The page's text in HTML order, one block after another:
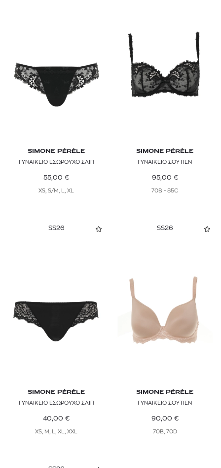
SIMONE PÉRÈLE
ΓΥΝΑΙΚΕΙΟ ΕΣΩΡΟΥΧΟ ΣΛΙΠ
55,00 €
XS, S/M, L, XL
SIMONE PÉRÈLE
ΓΥΝΑΙΚΕΙΟ ΣΟΥΤΙΕΝ
95,00 €
70B - 85C
SS26
SIMONE PÉRÈLE
ΓΥΝΑΙΚΕΙΟ ΕΣΩΡΟΥΧΟ ΣΛΙΠ
40,00 €
XS, M, L, XL, XXL
SS26
SIMONE PÉRÈLE
ΓΥΝΑΙΚΕΙΟ ΣΟΥΤΙΕΝ
90,00 €
70B, 70D